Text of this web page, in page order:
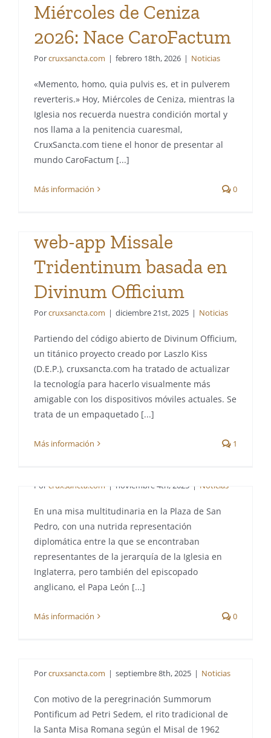
Miércoles de Ceniza
2026: Nace CaroFactum
Porcruxsancta.com | febrero 18th, 2026 | Noticias
«Memento, homo, quia pulvis es, et in pulverem
reverteris.» Hoy, Miércoles de Ceniza, mientras la
Iglesia nos recuerda nuestra condición mortal y
nos llama a la penitencia cuaresmal,
CruxSancta.com tiene el honor de presentar al
mundo CaroFactum [...]
Más información 0
web-app Missale
Tridentinum basada en
Divinum Officium
Porcruxsancta.com | diciembre 21st, 2025 | Noticias
Partiendo del código abierto de Divinum Officium,
un titánico proyecto creado por Laszlo Kiss
(D.E.P.), cruxsancta.com ha tratado de actualizar
la tecnología para hacerlo visualmente más
amigable con los dispositivos móviles actuales. Se
trata de un empaquetado [...]
Más información 1
San John Henry
Newman ya es Doctor
de la Iglesia. Cruxsancta
acude al evento en el
Por cruxsancta.com | noviembre 4th, 2025 | Noticias
En una misa multitudinaria en la Plaza de San
Pedro, con una nutrida representación
diplomática entre la que se encontraban
representantes de la jerarquía de la Iglesia en
Inglaterra, pero también del episcopado
anglicano, el Papa León [...]
Más información 0
Vuelve la Santa Misa
Porcruxsancta.com | septiembre 8th, 2025 | Noticias
Con motivo de la peregrinación Summorum
Pontificum ad Petri Sedem, el rito tradicional de
la Santa Misa Romana según el Misal de 1962